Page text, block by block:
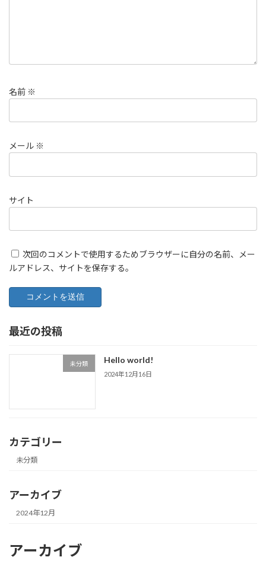
名前 ※
メール ※
サイト
次回のコメントで使用するためブラウザーに自分の名前、メー
ルアドレス、サイトを保存する。
最近の投稿
未分類 Hello world!
2024年12月16日
カテゴリー
未分類
アーカイブ
2024年12月
アーカイブ